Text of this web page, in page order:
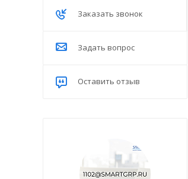
Заказать звонок
Задать вопрос
Оставить отзыв